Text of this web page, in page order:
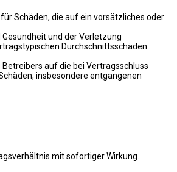
Schäden, die auf ein vorsätzliches oder
und der Verletzung
Durchschnittsschäden
auf die bei Vertragsschluss
insbesondere entgangenen
mit sofortiger Wirkung.